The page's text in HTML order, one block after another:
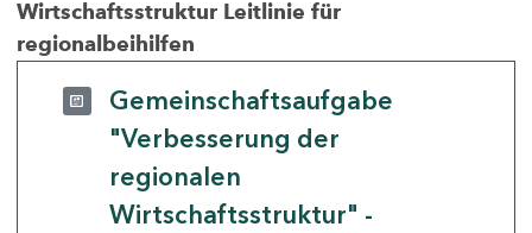
Wirtschaftsstruktur Leitlinie für
regionalbeihilfen
Gemeinschaftsaufgabe
"Verbesserung der
regionalen
Wirtschaftsstruktur" -